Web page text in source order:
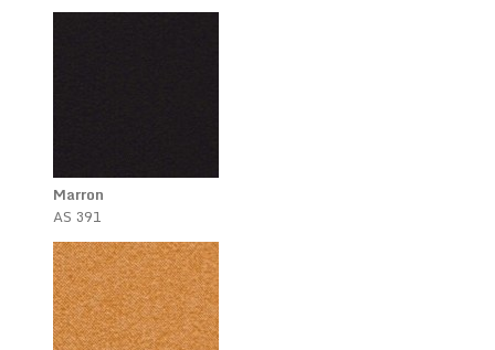
Marron
AS 391